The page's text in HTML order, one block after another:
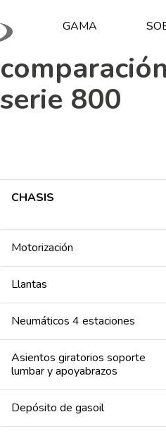
GAMA
serie 800
CHASIS
Motorización
Llantas
Neumáticos 4 estaciones
Asientos giratorios soporte
lumbar y apoyabrazos
Depósito de gasoil